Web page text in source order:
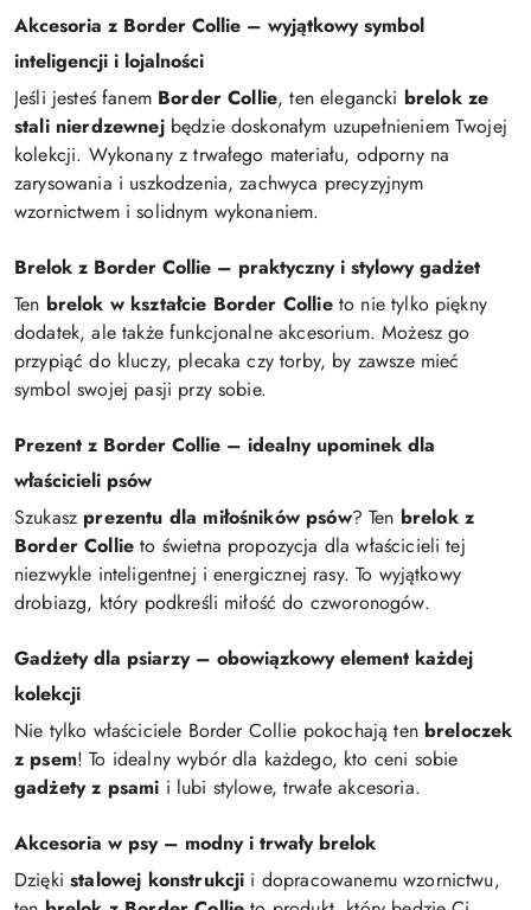
Akcesoria z Border Collie – wyjątkowy symbol
inteligencji i lojalności
Jeśli jesteś fanem Border Collie, ten elegancki brelok ze
stali nierdzewnejbędzie doskonałym uzupełnieniem Twojej
kolekcji. Wykonany z trwałego materiału, odporny na
zarysowania i uszkodzenia, zachwyca precyzyjnym
wzornictwem i solidnym wykonaniem.
Brelok z Border Collie – praktyczny i stylowy gadżet
Ten brelok w kształcie Border Collieto nie tylko piękny
dodatek, ale także funkcjonalne akcesorium. Możesz go
przypiąć do kluczy, plecaka czy torby, by zawsze mieć
symbol swojej pasji przy sobie.
Prezent z Border Collie – idealny upominek dla
właścicieli psów
Szukasz prezentu dla miłośników psów? Ten brelok z
Border Collie to świetna propozycja dla właścicieli tej
niezwykle inteligentnej i energicznej rasy. To wyjątkowy
drobiazg, który podkreśli miłość do czworonogów.
Gadżety dla psiarzy – obowiązkowy element każdej
kolekcji
Nie tylko właściciele Border Collie pokochają ten breloczek
z psem! To idealny wybór dla każdego, kto ceni sobie
gadżety z psami i lubi stylowe, trwałe akcesoria.
Akcesoria w psy – modny i trwały brelok
Dziękistalowej konstrukcji i dopracowanemu wzornictwu,